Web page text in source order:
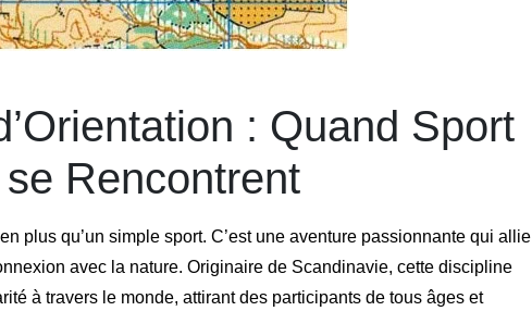
: Quand Sport
Rencontrent
plus qu’un simple sport. C’est une aventure passionnante qui allie
avec la nature. Originaire de Scandinavie, cette discipline
à travers le monde, attirant des participants de tous âges et